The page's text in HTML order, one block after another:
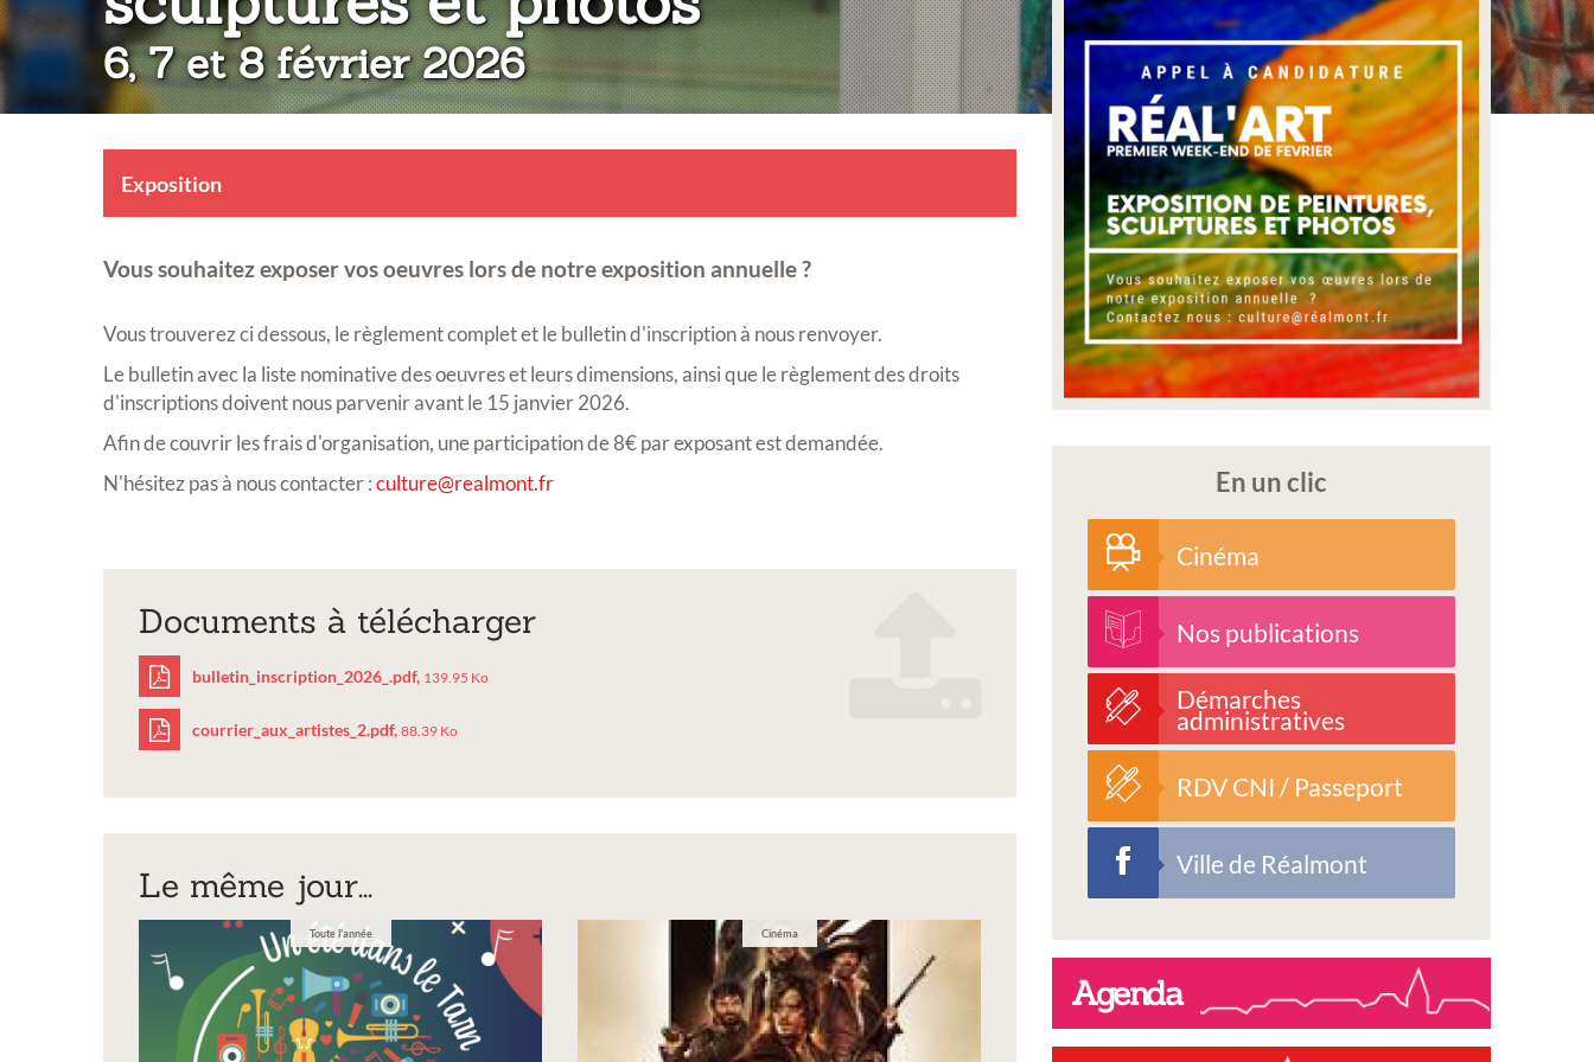
6, 7 et 8 février 2026
Exposition
Vous souhaitez exposer vos oeuvres lors de notre exposition annuelle ?
Vous trouverez ci dessous, le règlement complet et le bulletin d'inscription à nous renvoyer.
Le bulletin avec la liste nominative des oeuvres et leurs dimensions, ainsi que le règlement des droits
d'inscriptions doivent nous parvenir avant le 15 janvier 2026.
Afin de couvrir les frais d'organisation, une participation de 8€ par exposant est demandée.
N'hésitez pas à nous contacter :culture@realmont.fr
Documents à télécharger
bulletin_inscription_2026_.pdf
bulletin_inscription_2026_.pdf, 139.95 Ko
courrier_aux_artistes_2.pdf
courrier_aux_artistes_2.pdf, 88.39 Ko
Le même jour...
Toute l'année Cinéma
En un clic
Cinéma
Nos publications
Démarches
administratives
RDV CNI / Passeport
Ville de Réalmont
Agenda